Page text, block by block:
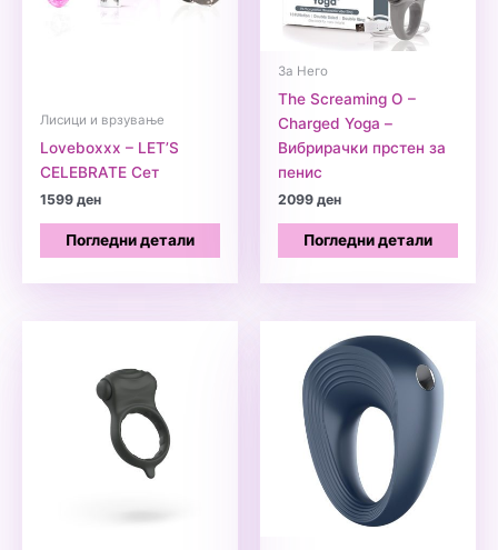
Лисици и врзување
Loveboxxx – LET’S
CELEBRATE Сет
1599ден
Погледни детали
За Него
The Screaming O –
Charged Yoga –
Вибрирачки прстен за
пенис
2099ден
Погледни детали